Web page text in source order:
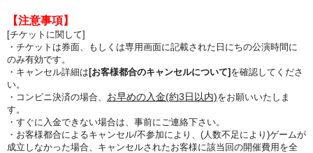
【注意事項】
[チケットに関して]
・チケットは券面、もしくは専用画面に記載された日にちの公演時間に
のみ有効です。
・キャンセル詳細は [お客様都合のキャンセルについて] を確認してくださ
い。
・コンビニ決済の場合、 お早めの入金(約3日以内)をお願いいたしま
す。
・すぐに入金できない場合は、事前にご連絡下さい。
・お客様都合によるキャンセル/不参加により、(人数不足により)ゲームが
成立しなかった場合、キャンセルされたお客様に該当回の開催費用を全